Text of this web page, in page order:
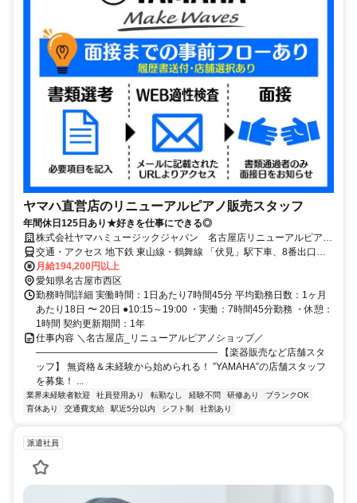
ヤマハ直営店のリニューアルピアノ販売スタッフ
年間休日125日あり★好きを仕事にできる◎
株式会社ヤマハミュージックジャパン 名古屋店リニューアルピアノ
ショップ
交通・アクセス 地下鉄 東山線・鶴舞線 「伏見」駅下車、8番出口よ
り 西(名古屋駅方面)へ徒歩約5分
月給194,200円以上
愛知県名古屋市西区
勤務時間詳細 実働時間：1日あたり7時間45分 平均勤務日数：1ヶ月
あたり18日 〜 20日 ●10:15～19:00 ・実働：7時間45分勤務 ・休憩：
1時間 契約更新期間：1年
仕事内容 ＼名古屋店_リニューアルピアノショップ／
――――――――――――――――――― 【楽器販売など店舗スタ
ッフ】 無資格＆未経験から始められる！ ”YAMAHA”の店舗スタッフ
を募集！ ...
業界未経験者歓迎 社員登用あり 転勤なし 経験不問 研修あり
ブランクOK
育休あり
交通費支給 駅近5分以内 シフト制 社割あり
派遣社員